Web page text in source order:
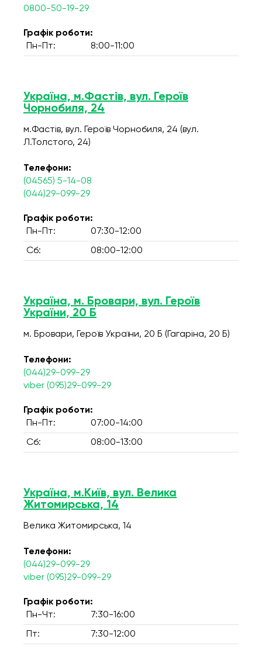
0800-50-19-29
Графік роботи:
Пн-Пт:
8:00-11:00
Україна, м.Фастів, вул. Героїв
Чорнобиля, 24
м.Фастів, вул. Героїв Чорнобиля, 24 (вул.
Л.Толстого, 24)
Телефони:
(04565) 5-14-08
(044)29-099-29
Графік роботи:
Пн-Пт:
07:30-12:00
Сб: 08:00-12:00
Україна, м. Бровари, вул. Героїв
України, 20 Б
м. Бровари, Героїв України, 20 Б (Гагаріна, 20 Б)
Телефони:
(044)29-099-29
viber (095)29-099-29
Графік роботи:
Пн-Пт:
07:00-14:00
Сб: 08:00-13:00
Україна, м.Київ, вул. Велика
Житомирська, 14
Велика Житомирська, 14
Телефони:
(044)29-099-29
viber (095)29-099-29
Графік роботи:
Пн-Чт:
7:30-16:00
Пт: 7:30-12:00